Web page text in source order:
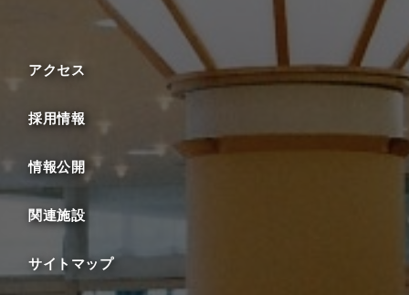
アクセス
採用情報
情報公開
関連施設
サイトマップ